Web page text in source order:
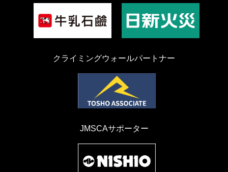
クライミングウォールパートナー
JMSCAサポーター